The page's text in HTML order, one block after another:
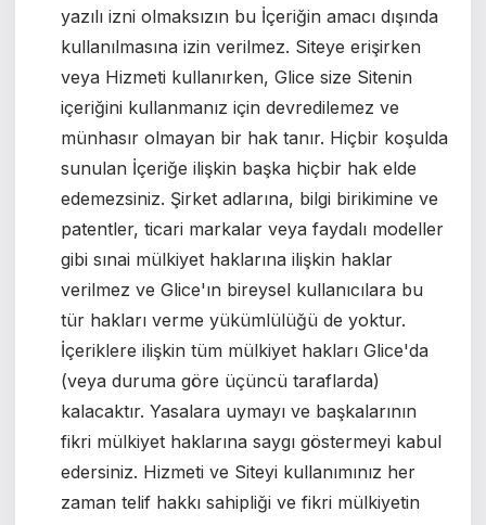
yazılı izni olmaksızın bu İçeriğin amacı dışında
kullanılmasına izin verilmez. Siteye erişirken
veya Hizmeti kullanırken, Glice size Sitenin
içeriğini kullanmanız için devredilemez ve
münhasır olmayan bir hak tanır. Hiçbir koşulda
sunulan İçeriğe ilişkin başka hiçbir hak elde
edemezsiniz. Şirket adlarına, bilgi birikimine ve
patentler, ticari markalar veya faydalı modeller
gibi sınai mülkiyet haklarına ilişkin haklar
verilmez ve Glice'ın bireysel kullanıcılara bu
tür hakları verme yükümlülüğü de yoktur.
İçeriklere ilişkin tüm mülkiyet hakları Glice'da
(veya duruma göre üçüncü taraflarda)
kalacaktır. Yasalara uymayı ve başkalarının
fikri mülkiyet haklarına saygı göstermeyi kabul
edersiniz. Hizmeti ve Siteyi kullanımınız her
zaman telif hakkı sahipliği ve fikri mülkiyetin